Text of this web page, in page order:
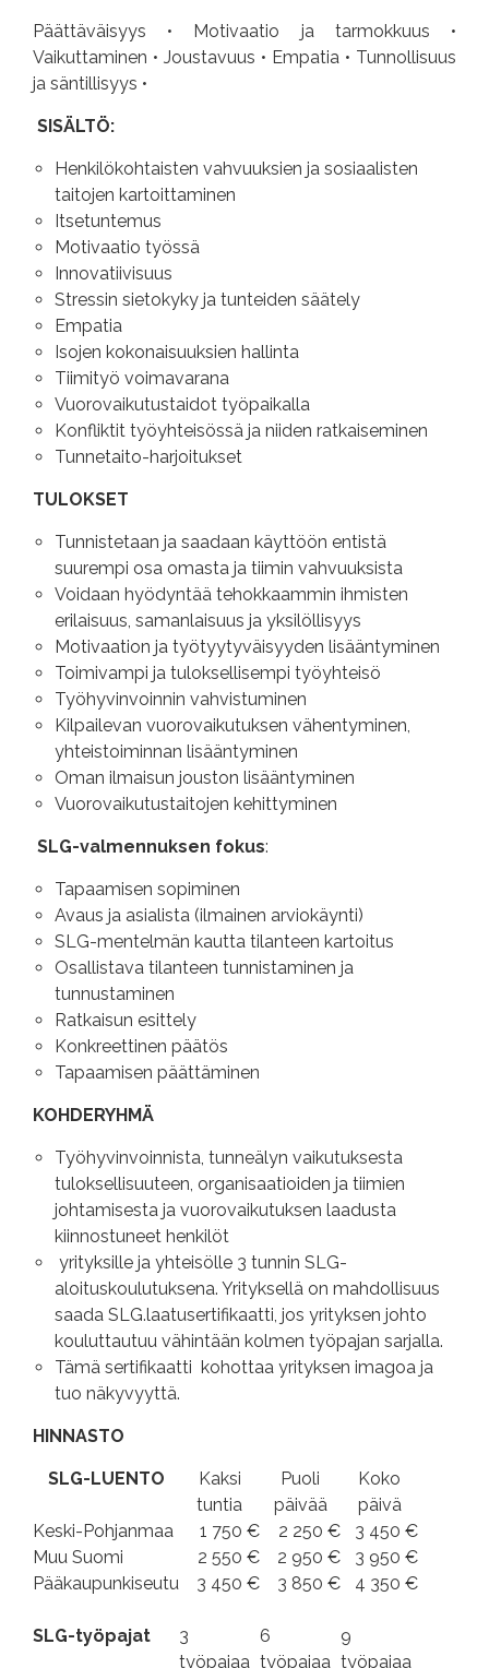
Päättäväisyys • Motivaatio ja tarmokkuus •
Vaikuttaminen • Joustavuus • Empatia • Tunnollisuus
ja säntillisyys •
SISÄLTÖ:
Henkilökohtaisten vahvuuksien ja sosiaalisten
taitojen kartoittaminen
Itsetuntemus
Motivaatio työssä
Innovatiivisuus
Stressin sietokyky ja tunteiden säätely
Empatia
Isojen kokonaisuuksien hallinta
Tiimityö voimavarana
Vuorovaikutustaidot työpaikalla
Konfliktit työyhteisössä ja niiden ratkaiseminen
Tunnetaito-harjoitukset
TULOKSET
Tunnistetaan ja saadaan käyttöön entistä
suurempi osa omasta ja tiimin vahvuuksista
Voidaan hyödyntää tehokkaammin ihmisten
erilaisuus, samanlaisuus ja yksilöllisyys
Motivaation ja työtyytyväisyyden lisääntyminen
Toimivampi ja tuloksellisempi työyhteisö
Työhyvinvoinnin vahvistuminen
Kilpailevan vuorovaikutuksen vähentyminen,
yhteistoiminnan lisääntyminen
Oman ilmaisun jouston lisääntyminen
Vuorovaikutustaitojen kehittyminen
SLG-valmennuksen fokus:
Tapaamisen sopiminen
Avaus ja asialista (ilmainen arviokäynti)
SLG-mentelmän kautta tilanteen kartoitus
Osallistava tilanteen tunnistaminen ja
tunnustaminen
Ratkaisun esittely
Konkreettinen päätös
Tapaamisen päättäminen
KOHDERYHMÄ
Työhyvinvoinnista, tunneälyn vaikutuksesta
tuloksellisuuteen, organisaatioiden ja tiimien
johtamisesta ja vuorovaikutuksen laadusta
kiinnostuneet henkilöt
yrityksille ja yhteisölle 3 tunnin SLG-
aloituskoulutuksena. Yrityksellä on mahdollisuus
saada SLG.laatusertifikaatti, jos yrityksen johto
kouluttautuu vähintään kolmen työpajan sarjalla.
Tämä sertifikaatti kohottaa yrityksen imagoa ja
tuo näkyvyyttä.
HINNASTO
SLG-LUENTO
Kaksi
tuntia
Puoli
päivää
Koko
päivä
Keski-Pohjanmaa
1 750 € 2 250 €
3 450 €
Muu Suomi
2 550 € 2 950 €
3 950 €
Pääkaupunkiseutu
3 450 € 3 850 € 4 350 €
SLG-työpajat
3
työpajaa
6
työpajaa
9
työpajaa